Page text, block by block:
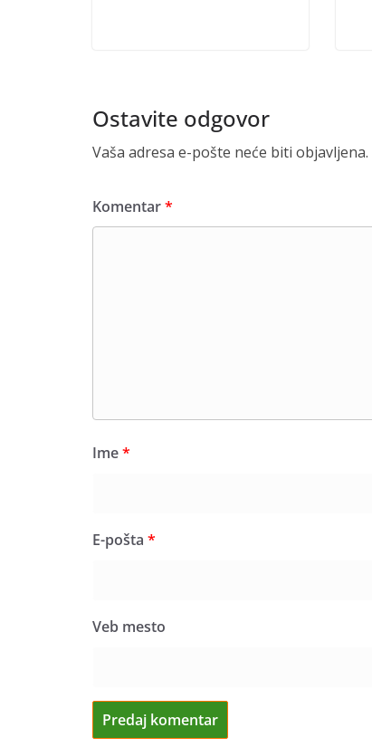
Ostavite odgovor
Vaša adresa e-pošte neće biti objavljena.
Komentar*
Ime*
E-pošta *
Veb mesto